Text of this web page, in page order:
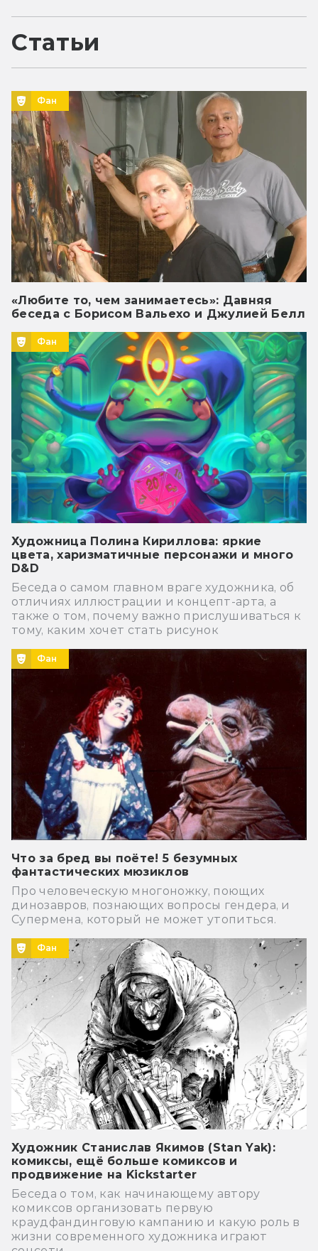
Статьи
Фан
«Любите то, чем занимаетесь»: Давняя
беседа с Борисом Вальехо и Джулией Белл
Фан
Художница Полина Кириллова: яркие
цвета, харизматичные персонажи и много
D&D
Беседа о самом главном враге художника, об
отличиях иллюстрации и концепт-арта, а
также о том, почему важно прислушиваться к
тому, каким хочет стать рисунок
Фан
Что за бред вы поёте! 5 безумных
фантастических мюзиклов
Про человеческую многоножку, поющих
динозавров, познающих вопросы гендера, и
Супермена, который не может утопиться.
Фан
Художник Станислав Якимов (Stan Yak):
комиксы, ещё больше комиксов и
продвижение на Kickstarter
Беседа о том, как начинающему автору
комиксов организовать первую
краудфандинговую кампанию и какую роль в
жизни современного художника играют